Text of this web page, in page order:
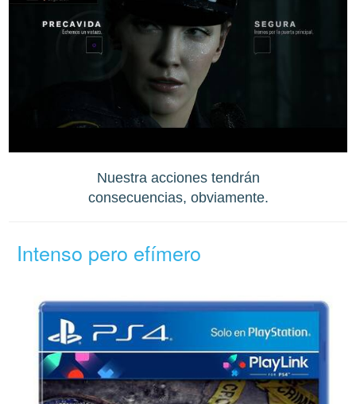
Nuestra acciones tendrán
consecuencias, obviamente.
Intenso pero efímero